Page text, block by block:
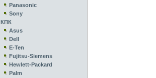
Panasonic
Sony
КПК
Asus
Dell
E-Ten
Fujitsu-Siemens
Hewlett-Packard
Palm